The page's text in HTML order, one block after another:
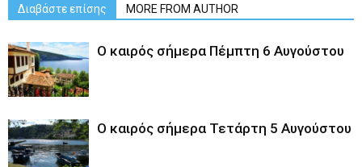
Διαβάστε επίσης MORE FROM AUTHOR
Ο καιρός σήμερα Πέμπτη 6 Αυγούστου
Ο καιρός σήμερα Τετάρτη 5 Αυγούστου